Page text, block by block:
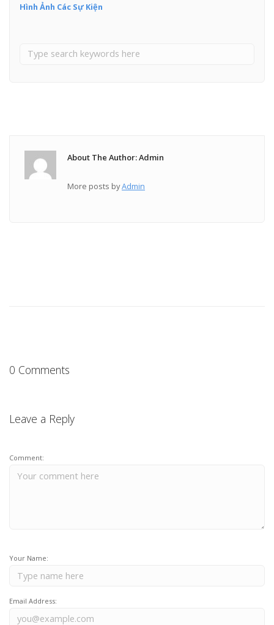
Hình Ảnh Các Sự Kiện
About The Author: Admin
More posts byAdmin
0 Comments
Leave a Reply
Comment:
Your Name:
Email Address: